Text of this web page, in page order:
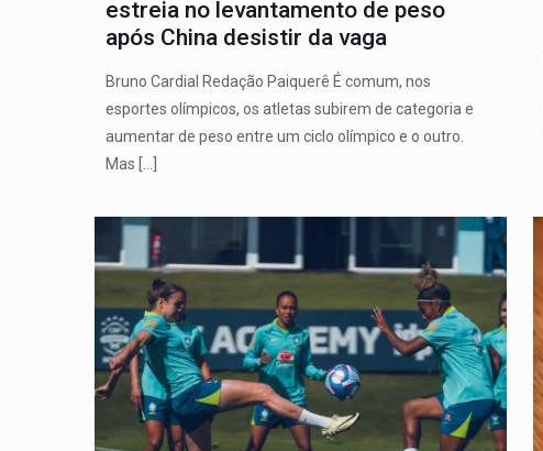
estreia no levantamento de peso
após China desistir da vaga
Bruno Cardial Redação Paiquerê É comum, nos
esportes olímpicos, os atletas subirem de categoria e
aumentar de peso entre um ciclo olímpico e o outro.
Mas […]